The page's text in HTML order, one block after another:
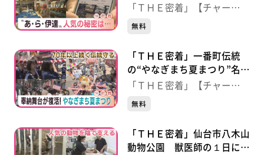
菜売り場の生配信”
「ＴＨＥ密着」【チャー
ジ！】
無料
「ＴＨＥ密着」一番町伝統
の“やなぎまち夏まつり”名物
舞台が復活
「ＴＨＥ密着」【チャー
ジ！】
無料
「ＴＨＥ密着」仙台市八木山
動物公園 獣医師の１日に密